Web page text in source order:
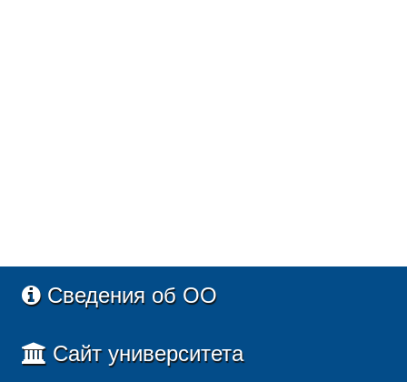
Сведения об ОО
Сайт университета